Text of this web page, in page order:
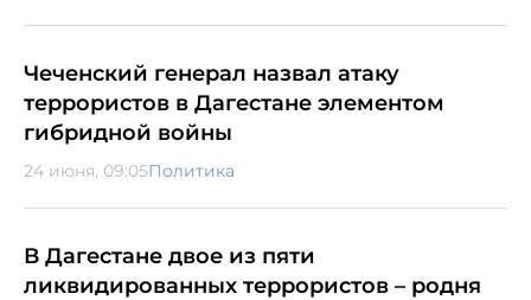
Чеченский генерал назвал атаку
террористов в Дагестане элементом
гибридной войны
24 июня, 09:05Политика
В Дагестане двое из пяти
ликвидированных террористов – родня